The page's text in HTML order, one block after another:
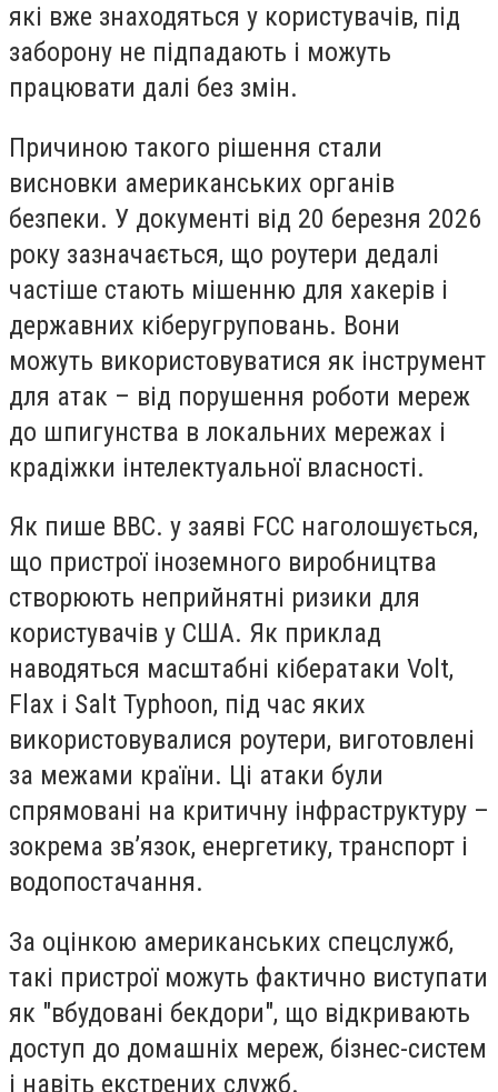
які вже знаходяться у користувачів, під
заборону не підпадають і можуть
працювати далі без змін.
Причиною такого рішення стали
висновки американських органів
безпеки. У документі від 20 березня 2026
року зазначається, що роутери дедалі
частіше стають мішенню для хакерів і
державних кіберугруповань. Вони
можуть використовуватися як інструмент
для атак – від порушення роботи мереж
до шпигунства в локальних мережах і
крадіжки інтелектуальної власності.
Як пише ВВС. у заяві FCC наголошується,
що пристрої іноземного виробництва
створюють неприйнятні ризики для
користувачів у США. Як приклад
наводяться масштабні кібератаки Volt,
Flax і Salt Typhoon, під час яких
використовувалися роутери, виготовлені
за межами країни. Ці атаки були
спрямовані на критичну інфраструктуру –
зокрема зв’язок, енергетику, транспорт і
водопостачання.
За оцінкою американських спецслужб,
такі пристрої можуть фактично виступати
як "вбудовані бекдори", що відкривають
доступ до домашніх мереж, бізнес-систем
і навіть екстрених служб.